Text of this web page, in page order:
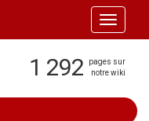
Toggle
1 292
pages sur
notre wiki